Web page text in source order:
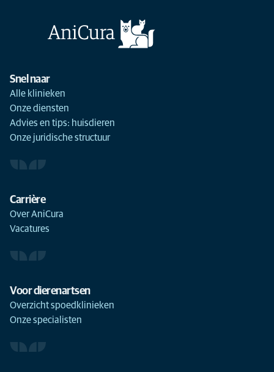
Snel naar
Alle klinieken
Onze diensten
Advies en tips: huisdieren
Onze juridische structuur
Carrière
Over AniCura
Vacatures
Voor dierenartsen
Overzicht spoedklinieken
Onze specialisten